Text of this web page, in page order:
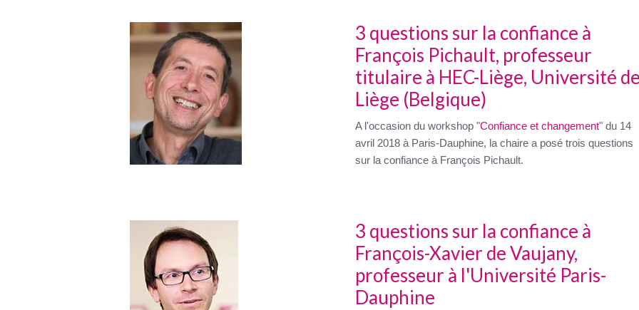
3 questions sur la confiance à
François Pichault, professeur
titulaire à HEC-Liège, Université de
Liège (Belgique)
A l'occasion du workshop "Confiance et changement" du 14
avril 2018 à Paris-Dauphine, la chaire a posé trois questions
sur la confiance à François Pichault.
3 questions sur la confiance à
François-Xavier de Vaujany,
professeur à l'Université Paris-
Dauphine